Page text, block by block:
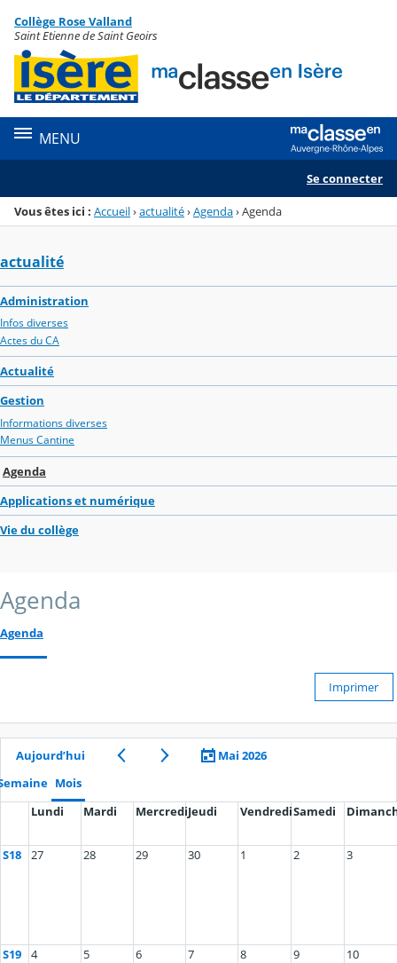
Menu de la rubrique
Contenu
Collège Rose Valland
Saint Etienne de Saint Geoirs
MENU
Se connecter
Vous êtes ici : Accueil›actualité›Agenda›Agenda
actualité
Administration
Infos diverses
Actes du CA
Actualité
Gestion
Informations diverses
Menus Cantine
Agenda
Applications et numérique
Vie du collège
Agenda
Agenda
Imprimer
Aujourd’hui
Mai 2026
Mois
Lundi
Mardi MercrediJeudi VendrediSamedi
S18 27 28 29 30 1 2 3
S19 4 5 6 7 8 9 10